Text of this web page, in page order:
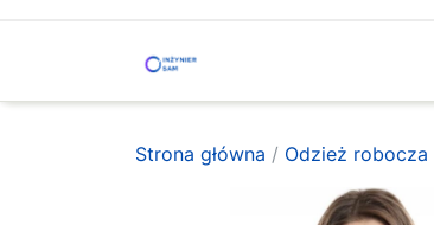
Strona główna / Odzież robocza